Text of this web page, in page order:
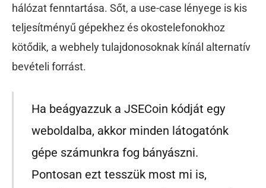
hálózat fenntartása. Sőt, a use-case lényege is kis
teljesítményű gépekhez és okostelefonokhoz
kötődik, a webhely tulajdonosoknak kínál alternatív
bevételi forrást.
Ha beágyazzuk a JSECoin kódját egy
weboldalba, akkor minden látogatónk
gépe számunkra fog bányászni.
Pontosan ezt tesszük most mi is,